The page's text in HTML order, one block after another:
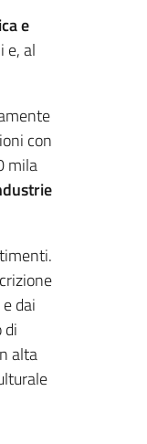
e
e, al
con
mila
dai
di
alta